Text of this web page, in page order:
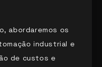
abordaremos os
industrial e
de custos e